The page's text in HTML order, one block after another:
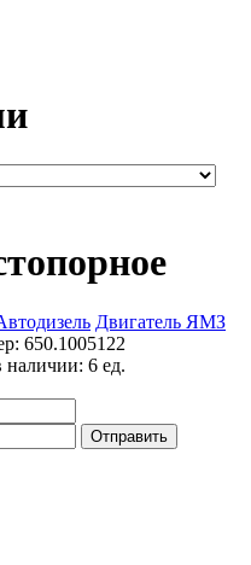
Двигатель ЯМЗ
650.1005122
наличии: 6 ед.